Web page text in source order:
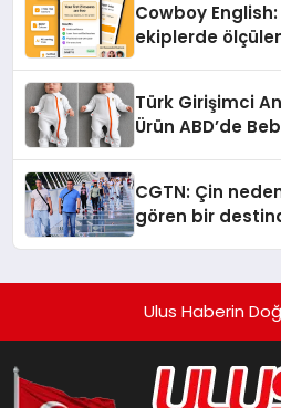
Cowboy
ekiplerde
Türk Girişimci
Ürün ABD’de
CGTN: Çin
gören bir
Ulus Haberin